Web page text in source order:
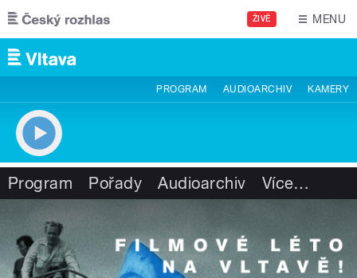
Přejít k hlavnímu obsahu
ŽIVĚ MENU
PROGRAM AUDIOARCHIV KAMERY
Program Pořady Audioarchiv Více…